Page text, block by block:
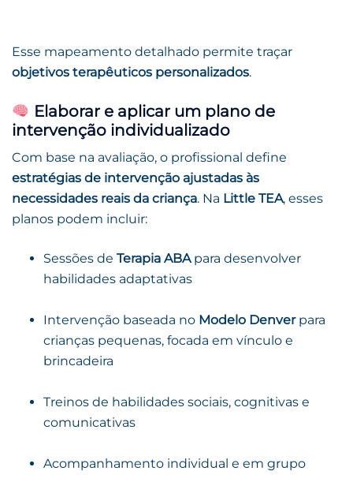
Esse mapeamento detalhado permite traçar
objetivos terapêuticos personalizados.
Elaborar e aplicar um plano de
intervenção individualizado
Com base na avaliação, o profissional define
estratégias de intervenção ajustadas às
necessidades reais da criança. Na Little TEA, esses
planos podem incluir:
Sessões de Terapia ABApara desenvolver
habilidades adaptativas
Intervenção baseada no Modelo Denverpara
crianças pequenas, focada em vínculo e
brincadeira
Treinos de habilidades sociais, cognitivas e
comunicativas
Acompanhamento individual e em grupo